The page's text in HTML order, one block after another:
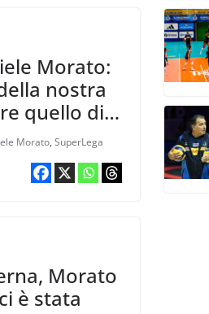
Morato:
nostra
quello di
Morato,SuperLega
Morato
è stata